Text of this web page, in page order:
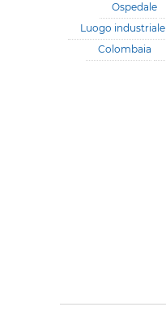
Ospedale
Luogo industriale
Colombaia